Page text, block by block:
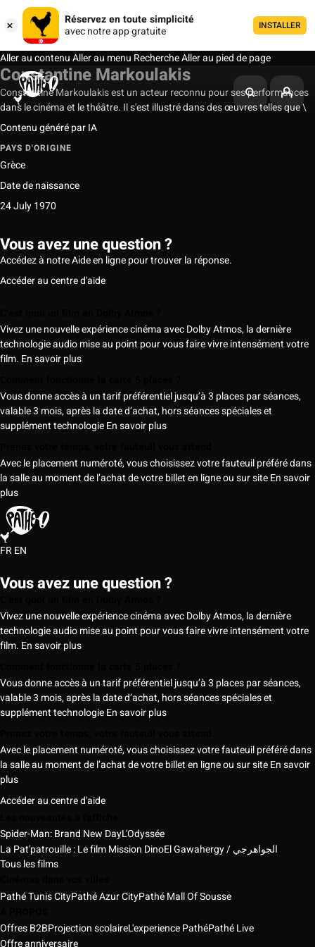
Réservez en toute simplicité
avec notre app gratuite
INSTALLER
Aller au contenuAller au menu RechercheAller au pied de page
Constantine Markoulakis
Constantine Markoulakis est un acteur reconnu pour ses performances
dans le cinéma et le théâtre. Il s'est illustré dans des œuvres telles que \
Contenu généré par IA
PAYS D'ORIGINE
Grèce
Date de naissance
24 July 1970
Vous avez une question ?
Accédez à notre Aide en ligne pour trouver la réponse.
Accéder au centre d'aide
Vivez une nouvelle expérience cinéma avec Dolby Atmos, la dernière
technologie audio mise au point pour vous faire vivre intensément votre
film. En savoir plus
Vous donne accès à un tarif préférentiel jusqu’à 3 places par séances,
valable 3 mois, après la date d’achat, hors séances spéciales et
supplément technologieEn savoir plus
Avec le placement numéroté, vous choisissez votre fauteuil préféré dans
la salle au moment de l’achat de votre billet en ligne ou sur siteEn savoir
plus
FREN
Vous avez une question ?
Vivez une nouvelle expérience cinéma avec Dolby Atmos, la dernière
technologie audio mise au point pour vous faire vivre intensément votre
film. En savoir plus
Vous donne accès à un tarif préférentiel jusqu’à 3 places par séances,
valable 3 mois, après la date d’achat, hors séances spéciales et
supplément technologieEn savoir plus
Avec le placement numéroté, vous choisissez votre fauteuil préféré dans
la salle au moment de l’achat de votre billet en ligne ou sur siteEn savoir
plus
Accéder au centre d'aide
Spider-Man: Brand New DayL'Odyssée
La Pat'patrouille : Le film Mission Dino
El Gawahergy / الجواهرجي
Tous les films
Pathé Tunis CityPathé Azur CityPathé Mall Of Sousse
Offres B2BProjection scolaireL'experience PathéPathé Live
Offre anniversaire